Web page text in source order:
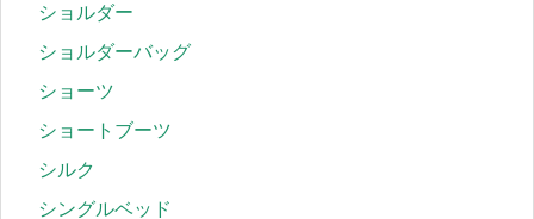
ショルダー
ショルダーバッグ
ショーツ
ショートブーツ
シルク
シングルベッド